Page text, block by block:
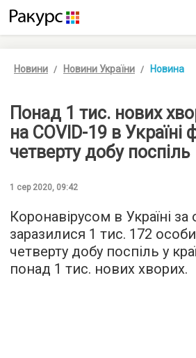
Новини Новини України Новина
Понад 1 тис. нових
на COVID-19 в Україні
четверту добу поспіль
1 сер 2020, 09:42
Коронавірусом в Україні
заразилися 1 тис. 172
четверту добу поспіль у
понад 1 тис. нових хворих.